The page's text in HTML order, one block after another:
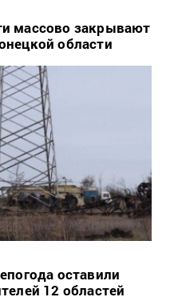
массово закрывают
области
оставили
12 областей